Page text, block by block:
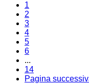
1
2
3
4
5
6
...
14
Pagina